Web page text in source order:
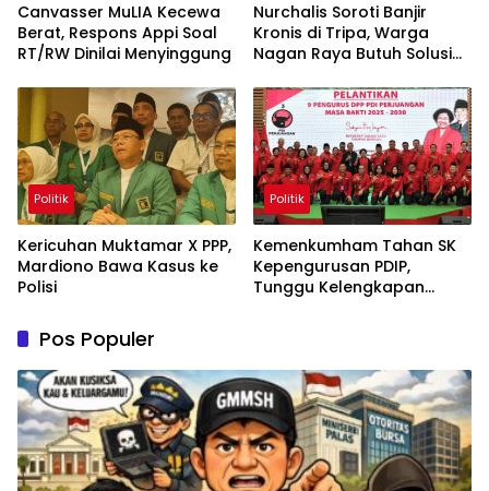
Canvasser MuLIA Kecewa
Berat, Respons Appi Soal
RT/RW Dinilai Menyinggung
Nurchalis Soroti Banjir
Kronis di Tripa, Warga
Nagan Raya Butuh Solusi
Politik
Kericuhan Muktamar X PPP,
Mardiono Bawa Kasus ke
Polisi
Politik
Kemenkumham Tahan SK
Kepengurusan PDIP,
Tunggu Kelengkapan
Pos Populer